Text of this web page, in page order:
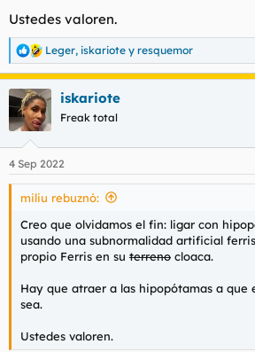
Ustedes valoren.
R
e
a
c
c
i
e
s
Leger, iskariote y resquemor
iskariote
Freak total
4 Sep 2022
miliu rebuznó:
Creo que olvidamos el fin: ligar con
usando una subnormalidad artificial
propio Ferris en su terreno cloaca.
Hay que atraer a las hipopótamas a que
sea.
Ustedes valoren.